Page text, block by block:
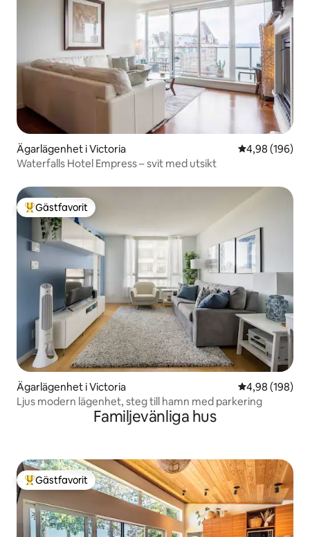
Ägarlägenhet i Victoria 4,98 av 5 i
4,98 (196)
Waterfalls Hotel Empress – svit med utsikt
Populär gästfavorit
Gästfavorit
Ägarlägenhet i Victoria 4,98 av 5 i
4,98 (198)
Ljus modern lägenhet, steg till hamn med parkering
Familjevänliga hus
Populär gästfavorit
Gästfavorit